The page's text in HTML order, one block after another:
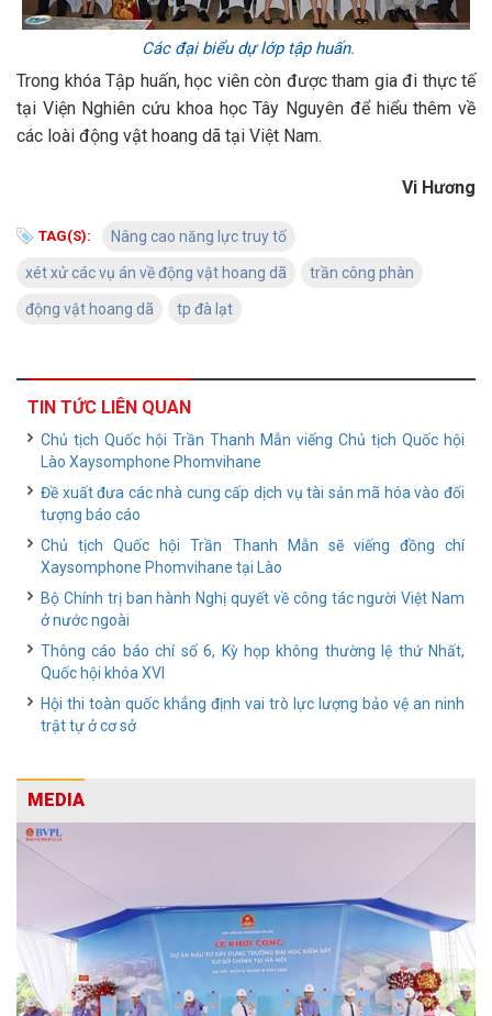
Các đại biểu dự lớp tập huấn.
Trong khóa Tập huấn, học viên còn được tham gia đi thực tế
tại Viện Nghiên cứu khoa học Tây Nguyên để hiểu thêm về
các loài động vật hoang dã tại Việt Nam.
Vi Hương
TAG(S): Nâng cao năng lực truy tố
xét xử các vụ án về động vật hoang dã trần công phàn
động vật hoang dã tp đà lạt
TIN TỨC LIÊN QUAN
Chủ tịch Quốc hội Trần Thanh Mẫn viếng Chủ tịch Quốc hội
Lào Xaysomphone Phomvihane
Đề xuất đưa các nhà cung cấp dịch vụ tài sản mã hóa vào đối
tượng báo cáo
Chủ tịch Quốc hội Trần Thanh Mẫn sẽ viếng đồng chí
Xaysomphone Phomvihane tại Lào
Bộ Chính trị ban hành Nghị quyết về công tác người Việt Nam
ở nước ngoài
Thông cáo báo chí số 6, Kỳ họp không thường lệ thứ Nhất,
Quốc hội khóa XVI
Hội thi toàn quốc khẳng định vai trò lực lượng bảo vệ an ninh
trật tự ở cơ sở
MEDIA